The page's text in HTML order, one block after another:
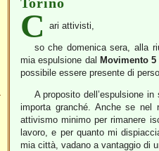
C ari attivisti,
so che domenica sera, alla
mia espulsione dal Movimento 5
possibile essere presente di
A proposito dell’espulsione
importa granché. Anche se nel
attivismo minimo per rimanere
lavoro, e per quanto mi
mia città, vadano a vantaggio di